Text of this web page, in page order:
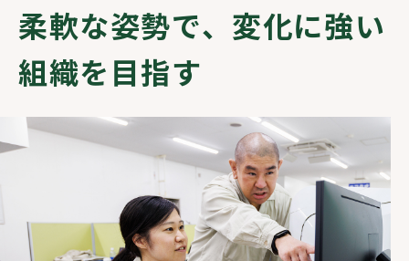
柔軟な姿勢で、変化に強い
組織を目指す